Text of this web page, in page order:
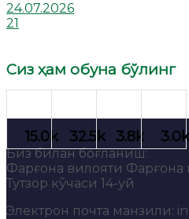
24.07.2026
21
Сиз ҳам обуна бўлинг
Биз билан боғланиш:
Фарғона вилояти
Тутзор кўчаси 14-уй
Электрон почта манзили: